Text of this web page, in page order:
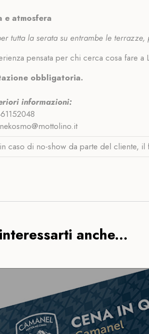
e atmosfera
tutta la serata su entrambe le
pensata per chi cerca cosa fare
obbligatoria.
informazioni:
in caso di no-show da parte del cliente,
anche...